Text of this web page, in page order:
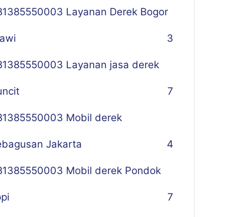
Layanan Derek Bogor
3
Layanan jasa derek
7
Mobil derek
Jakarta 4
Mobil derek Pondok
7